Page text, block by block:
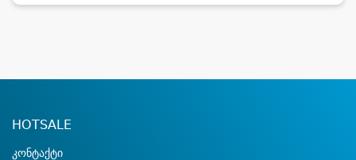
HOTSALE
კონტაქტი